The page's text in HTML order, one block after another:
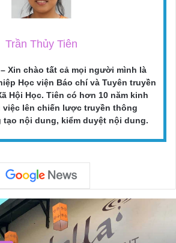
Trần Thủy Tiên
Xin chào tất cả mọi người mình là
Học viện Báo chí và Tuyên truyền
Hội Học. Tiên có hơn 10 năm kinh
việc lên chiến lược truyền thông
tạo nội dung, kiểm duyệt nội dung.